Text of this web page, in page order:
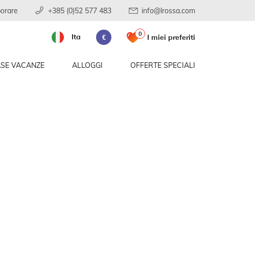
+385 (0)52 577 483 info@lrossa.com
VACANZE ALLOGGI OFFERTE SPECIALI
Ita € 0 I miei preferiti